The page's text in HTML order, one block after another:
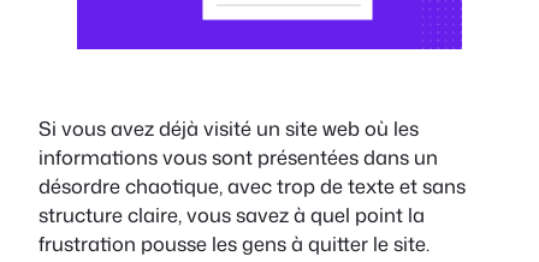
Si vous avez déjà visité un site web où les
informations vous sont présentées dans un
désordre chaotique, avec trop de texte et sans
structure claire, vous savez à quel point la
frustration pousse les gens à quitter le site.